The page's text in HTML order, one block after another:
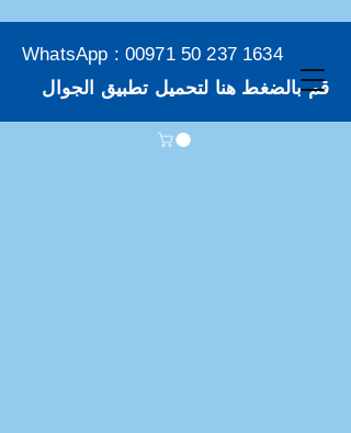
WhatsApp : 00971 50 237 1634
قم بالضغط هنا لتحميل تطبيق الجوال